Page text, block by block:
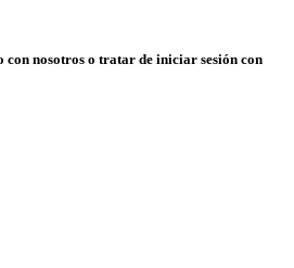
con nosotros o tratar de iniciar sesión con